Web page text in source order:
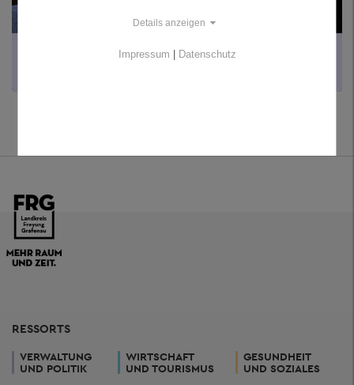
ALFONS URBAN
RESSORTS
VERWALTUNG
UND POLITIK
WIRTSCHAFT
UND TOURISMUS
GESUNDHEIT
UND SOZIALES
Details anzeigen
Impressum Datenschutz